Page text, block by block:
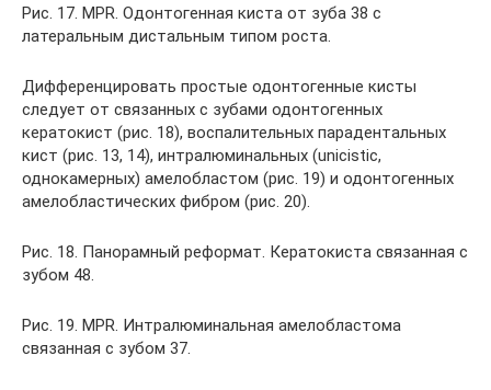
Рис. 17. MPR. Одонтогенная киста от зуба 38 с
латеральным дистальным типом роста.
Дифференцировать простые одонтогенные кисты
следует от связанных с зубами одонтогенных
кератокист (рис. 18), воспалительных парадентальных
кист (рис. 13, 14), интралюминальных (unicistic,
однокамерных) амелобластом (рис. 19) и одонтогенных
амелобластических фибром (рис. 20).
Рис. 18. Панорамный реформат. Кератокиста связанная с
зубом 48.
Рис. 19. MPR. Интралюминальная амелобластома
связанная с зубом 37.